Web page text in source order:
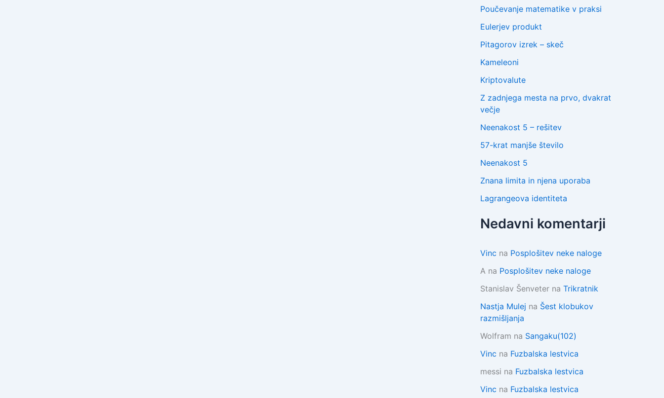
Poučevanje matematike v praksi
Eulerjev produkt
Pitagorov izrek – skeč
Kameleoni
Kriptovalute
Z zadnjega mesta na prvo, dvakrat
večje
Neenakost 5 – rešitev
57-krat manjše število
Neenakost 5
Znana limita in njena uporaba
Lagrangeova identiteta
Nedavni komentarji
Vinc na Posplošitev neke naloge
A na Posplošitev neke naloge
Stanislav Šenveter na Trikratnik
Nastja Mulej na Šest klobukov
razmišljanja
Wolfram na Sangaku(102)
Vinc na Fuzbalska lestvica
messi na Fuzbalska lestvica
Vinc na Fuzbalska lestvica